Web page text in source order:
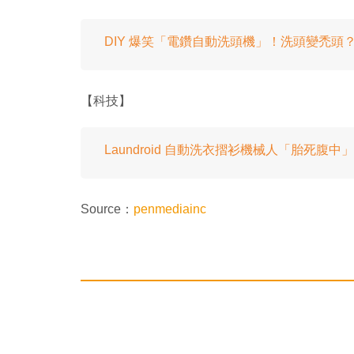
DIY 爆笑「電鑽自動洗頭機」！洗頭變禿頭
【科技】
Laundroid 自動洗衣摺衫機械人「胎死腹中
Source： penmediainc